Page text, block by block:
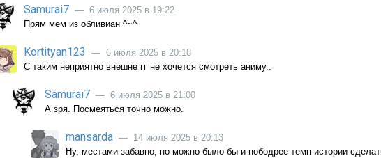
Samurai7 — 6 июля 2025 в 19:22
Прям мем из обливиан ^~^
Kortityan123
— 6 июля 2025 в 20:18
С таким неприятно внешне гг не хочется смотреть аниму..
Samurai7 — 6 июля 2025 в 21:00
А зря. Посмеяться точно можно.
mansarda — 14 июля 2025 в 20:13
Ну, местами забавно, но можно было бы и пободрее темп истории